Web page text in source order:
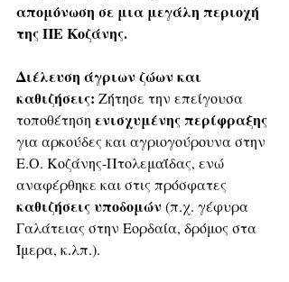
απομόνωση σε μια μεγάλη περιοχή
της ΠΕ Κοζάνης.
Διέλευση άγριων ζώων και
καθιζήσεις: Ζήτησε την επείγουσα
τοποθέτηση ενισχυμένης περίφραξης
για αρκούδες και αγριογούρουνα στην
Ε.Ο. Κοζάνης-Πτολεμαΐδας, ενώ
αναφέρθηκε και στις πρόσφατες
καθιζήσεις υποδομών (π.χ. γέφυρα
Γαλάτειας στην Εορδαία, δρόμος στα
Ίμερα, κ.λπ.).